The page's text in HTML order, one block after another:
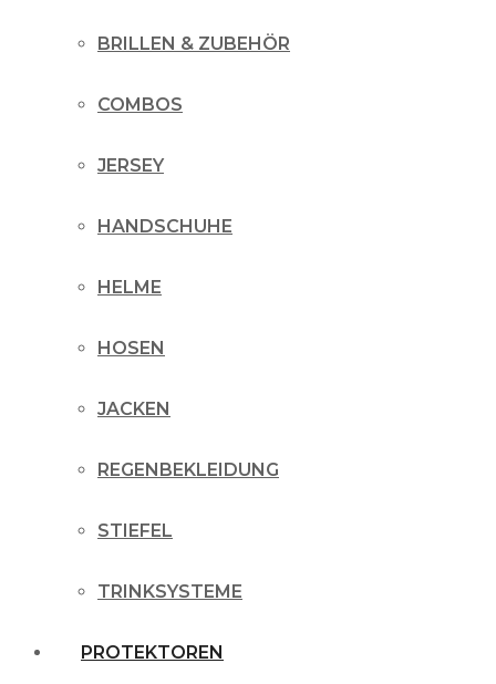
BRILLEN & ZUBEHÖR
COMBOS
JERSEY
HANDSCHUHE
HELME
HOSEN
JACKEN
REGENBEKLEIDUNG
STIEFEL
TRINKSYSTEME
PROTEKTOREN